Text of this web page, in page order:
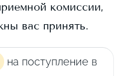
комиссии,
вас принять.
на поступление в